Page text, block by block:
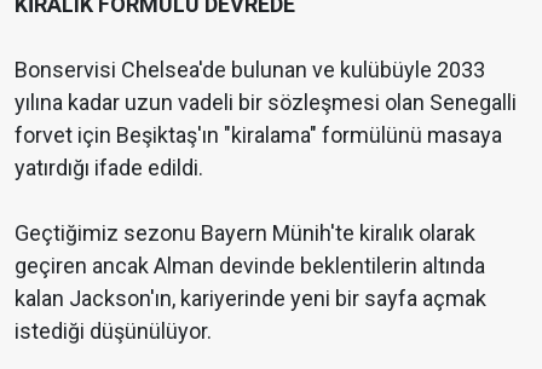
Bonservisi Chelsea'de bulunan ve kulübüyle 2033
yılına kadar uzun vadeli bir sözleşmesi olan Senegalli
forvet için Beşiktaş'ın "kiralama" formülünü masaya
yatırdığı ifade edildi.
Geçtiğimiz sezonu Bayern Münih'te kiralık olarak
geçiren ancak Alman devinde beklentilerin altında
kalan Jackson'ın, kariyerinde yeni bir sayfa açmak
istediği düşünülüyor.